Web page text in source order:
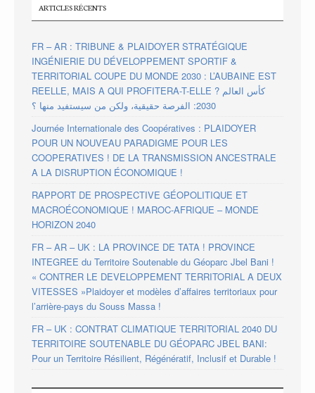
ARTICLES RÉCENTS
FR – AR : TRIBUNE & PLAIDOYER STRATÉGIQUE
INGÉNIERIE DU DÉVELOPPEMENT SPORTIF &
TERRITORIAL COUPE DU MONDE 2030 : L’AUBAINE EST
REELLE, MAIS A QUI PROFITERA-T-ELLE ? كأس العالم
2030: الفرصة حقيقية، ولكن من سيستفيد منها ؟
Journée Internationale des Coopératives : PLAIDOYER
POUR UN NOUVEAU PARADIGME POUR LES
COOPERATIVES ! DE LA TRANSMISSION ANCESTRALE
A LA DISRUPTION ÉCONOMIQUE !
RAPPORT DE PROSPECTIVE GÉOPOLITIQUE ET
MACROÉCONOMIQUE ! MAROC-AFRIQUE – MONDE
HORIZON 2040
FR – AR – UK : LA PROVINCE DE TATA ! PROVINCE
INTEGREE du Territoire Soutenable du Géoparc Jbel Bani !
« CONTRER LE DEVELOPPEMENT TERRITORIAL A DEUX
VITESSES »Plaidoyer et modèles d’affaires territoriaux pour
l’arrière-pays du Souss Massa !
FR – UK : CONTRAT CLIMATIQUE TERRITORIAL 2040 DU
TERRITOIRE SOUTENABLE DU GÉOPARC JBEL BANI:
Pour un Territoire Résilient, Régénératif, Inclusif et Durable !